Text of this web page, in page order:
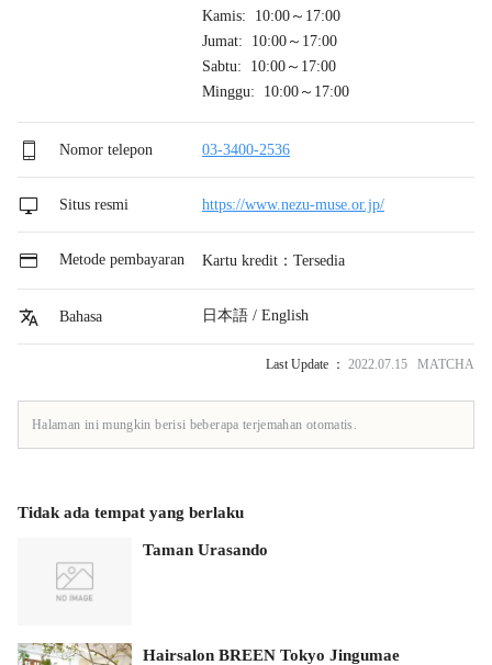
Kamis: 10:00～17:00
Jumat: 10:00～17:00
Sabtu: 10:00～17:00
Minggu: 10:00～17:00
Nomor telepon 03-3400-2536
Situs resmi https://www.nezu-muse.or.jp/
Metode pembayaran Kartu kredit：Tersedia
Bahasa 日本語 / English
Last Update ： 2022.07.15 MATCHA
Halaman ini mungkin berisi beberapa terjemahan otomatis.
Tidak ada tempat yang berlaku
Taman Urasando
Hairsalon BREEN Tokyo Jingumae